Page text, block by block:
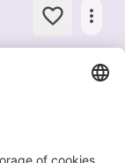
more_horiz
CONCERTINO für Violoncello und Ensemble